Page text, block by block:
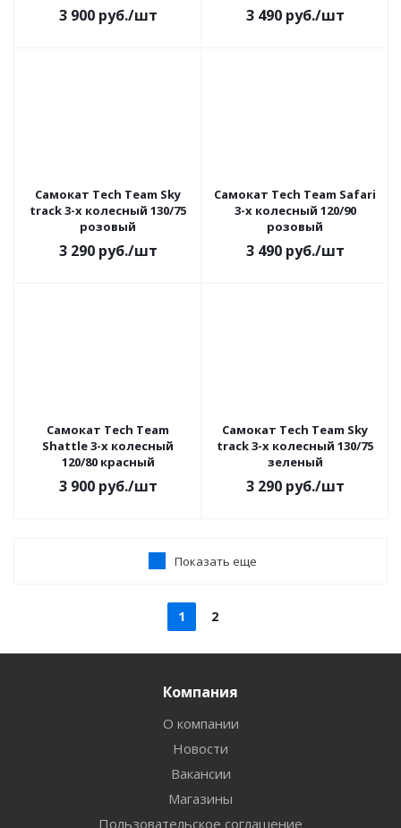
3 900руб./шт 3 490руб./шт
Самокат Tech Team Sky
track 3-х колесный 130/75
розовый
3 290руб./шт
Самокат Tech Team Safari
3-х колесный 120/90
розовый
3 490руб./шт
Самокат Tech Team
Shattle 3-х колесный
120/80 красный
3 900руб./шт
Самокат Tech Team Sky
track 3-х колесный 130/75
зеленый
3 290руб./шт
Показать еще
1 2
Компания
О компании
Новости
Вакансии
Магазины
Пользовательское соглашение